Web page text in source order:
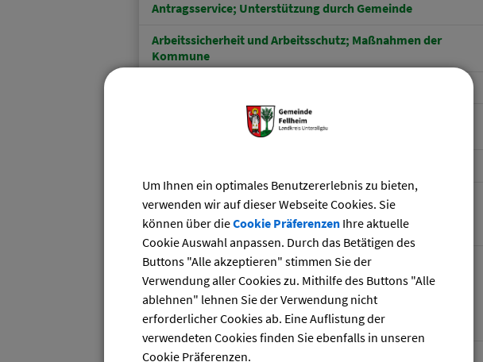
Antragsservice; Unterstützung durch Gemeinde
Arbeitssicherheit und Arbeitsschutz; Maßnahmen der
Kommune
Baden, Betreten und Befahren von Eisflächen; Erlass von
Baugebiet; Informationen zur Erschließung
Bauland; Bereitstellung durch Gemeinde
Baurecht; Erlass örtlicher Bauvorschriften
Um Ihnen ein optimales Benutzererlebnis zu bieten,
verwenden wir auf dieser Webseite Cookies. Sie
können über dieCookie PräferenzenIhre aktuelle
Cookie Auswahl anpassen. Durch das Betätigen des
Buttons "Alle akzeptieren" stimmen Sie der
Verwendung aller Cookies zu. Mithilfe des Buttons "Alle
ablehnen" lehnen Sie der Verwendung nicht
erforderlicher Cookies ab. Eine Auflistung der
verwendeten Cookies finden Sie ebenfalls in unseren
Cookie Präferenzen.